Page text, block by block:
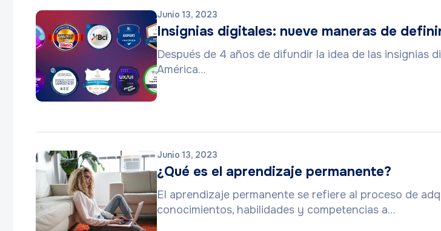
Junio 13, 2023
Insignias digitales: nueve maneras de
Después de 4 años de difundir la idea de las insignias
América…
Junio 13, 2023
¿Qué es el aprendizaje permanente?
El aprendizaje permanente se refiere al proceso de
conocimientos, habilidades y competencias a…